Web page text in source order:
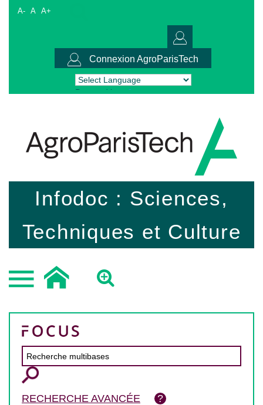
A- A A+
Connexion AgroParisTech
Powered by Translate
Infodoc : Sciences,
Techniques et Culture
RECHERCHE AVANCÉE